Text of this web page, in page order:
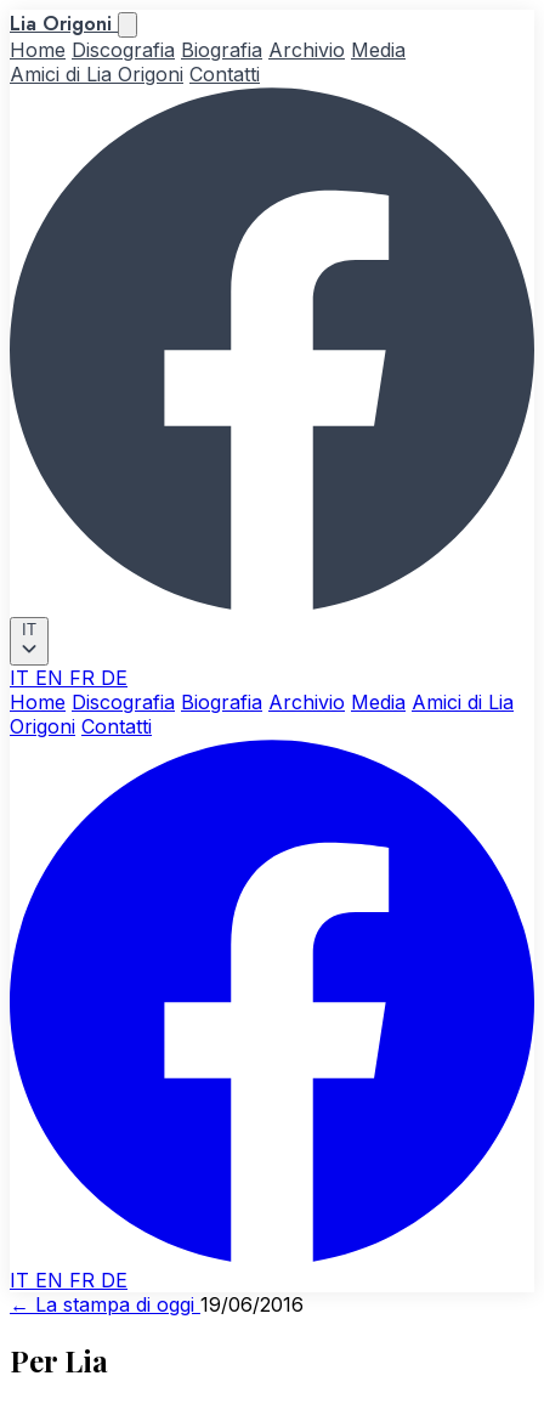
Lia Origoni
Home Discografia Biografia Archivio Media
Amici di Lia Origoni Contatti
IT
IT EN FR DE
Home Discografia Biografia Archivio Media Amici di Lia
Origoni Contatti
IT EN FR DE
← La stampa di oggi 19/06/2016
Per Lia